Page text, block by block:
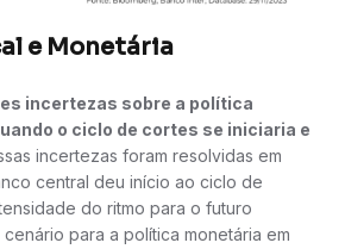
e Monetária
incertezas sobre a política
o ciclo de cortes se iniciaria e
incertezas foram resolvidas em
central deu início ao ciclo de
do ritmo para o futuro
para a política monetária em